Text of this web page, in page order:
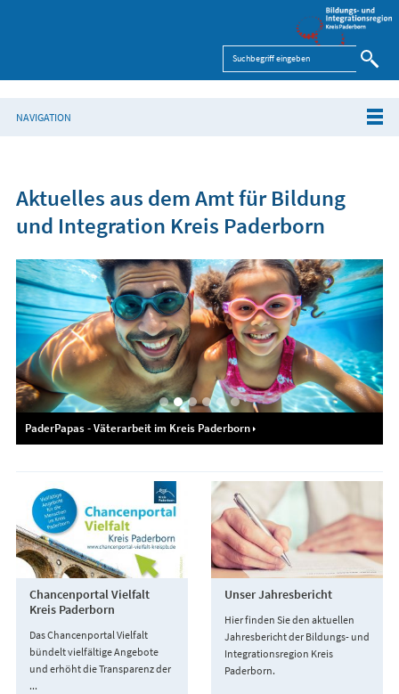
NAVIGATION
Aktuelles aus dem Amt für Bildung
und Integration Kreis Paderborn
PaderPapas - Väterarbeit im Kreis Paderborn
Chancenportal Vielfalt
Kreis Paderborn
Das Chancenportal Vielfalt
bündelt vielfältige Angebote
und erhöht die Transparenz der
...
Unser Jahresbericht
Hier finden Sie den aktuellen
Jahresbericht der Bildungs- und
Integrationsregion Kreis
Paderborn.